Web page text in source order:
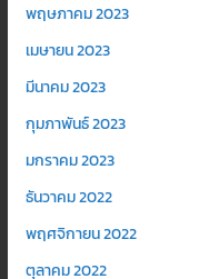
พฤษภาคม 2023
เมษายน 2023
มีนาคม 2023
กุมภาพันธ์ 2023
มกราคม 2023
ธันวาคม 2022
พฤศจิกายน 2022
ตุลาคม 2022